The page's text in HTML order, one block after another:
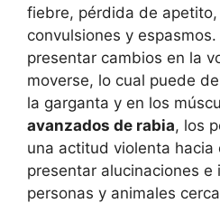
fiebre, pérdida de apetito,
convulsiones y
presentar cambios en la
moverse, lo cual puede
la garganta y en los
avanzados de rabia, los
una actitud violenta hacia
presentar alucinaciones e
personas y animales